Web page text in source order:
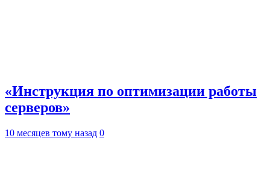
«Инструкция по оптимизации работы
серверов»
10 месяцев тому назад 0